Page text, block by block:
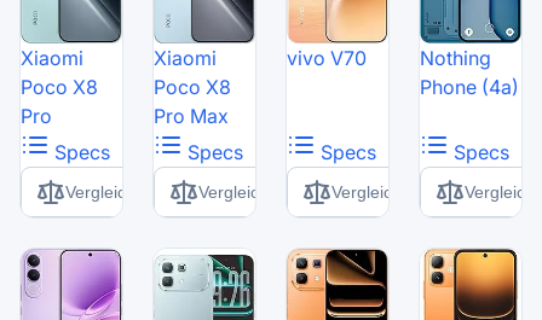
Xiaomi
Poco X8
Pro
Specs
Vergleich
Xiaomi
Poco X8
Pro Max
Specs
Vergleich
vivo V70
Specs
Vergleich
Nothing
Phone (4a)
Specs
Vergleich